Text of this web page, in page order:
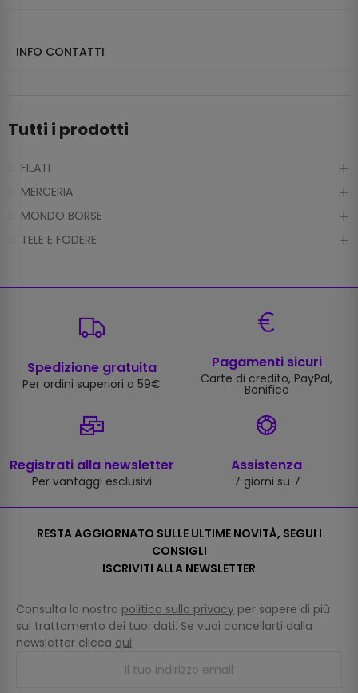
INFO CONTATTI
Tutti i prodotti
FILATI
MERCERIA
MONDO BORSE
TELE E FODERE
Spedizione gratuita
Per ordini superiori a 59€
Pagamenti sicuri
Carte di credito, PayPal,
Bonifico
Registrati alla newsletter
Per vantaggi esclusivi
Assistenza
7 giorni su 7
RESTA AGGIORNATO SULLE ULTIME NOVITÀ, SEGUI I
CONSIGLI
ISCRIVITI ALLA NEWSLETTER
Consulta la nostra politica sulla privacy per sapere di più
sul trattamento dei tuoi dati. Se vuoi cancellarti dalla
newsletter clicca qui.